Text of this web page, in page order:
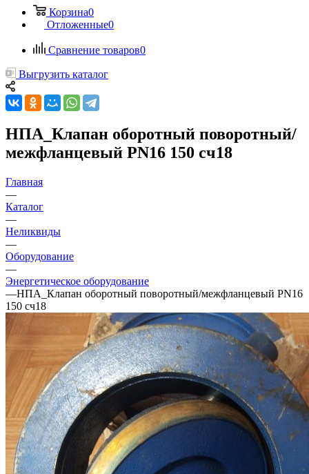
Корзина0
Отложенные0
Сравнение товаров0
Выгрузить каталог
НПА_Клапан оборотный поворотный/
межфланцевый PN16 150 сч18
Главная
—
Каталог
—
Неликвиды
—
Оборудование
—
Энергетическое оборудование
—НПА_Клапан оборотный поворотный/межфланцевый PN16
150 сч18